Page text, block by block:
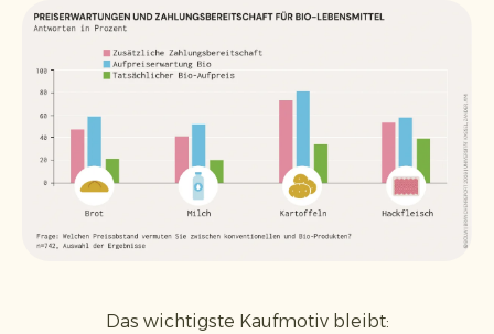
Das wichtigste Kaufmotiv bleibt: